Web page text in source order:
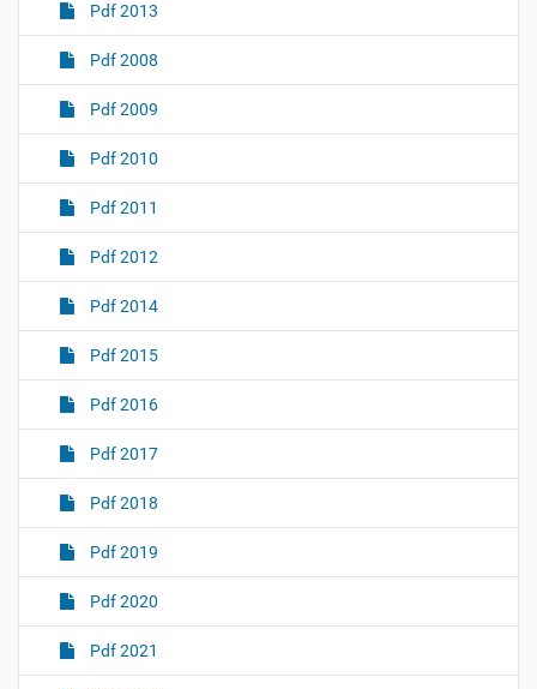
Pdf 2013
Pdf 2008
Pdf 2009
Pdf 2010
Pdf 2011
Pdf 2012
Pdf 2014
Pdf 2015
Pdf 2016
Pdf 2017
Pdf 2018
Pdf 2019
Pdf 2020
Pdf 2021